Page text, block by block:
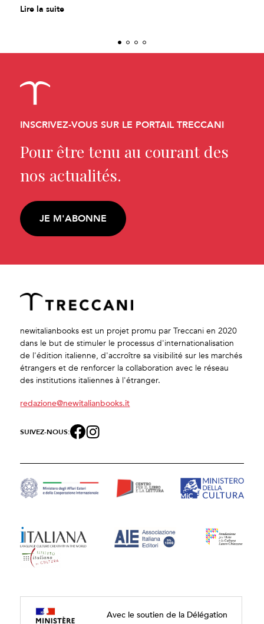
Lire la suite
INSCRIVEZ-VOUS SUR LE PORTAIL TRECCANI
Pour être tenu au courant des
nos actualités.
JE M'ABONNE
newitalianbooks est un projet promu par Treccani en 2020
dans le but de stimuler le processus d'internationalisation
de l'édition italienne, d'accroître sa visibilité sur les marchés
étrangers et de renforcer la collaboration avec le réseau
des institutions italiennes à l'étranger.
redazione@newitalianbooks.it
SUIVEZ-NOUS:
Avec le soutien de la Délégation